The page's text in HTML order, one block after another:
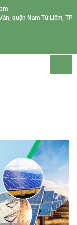
quận Nam Từ Liêm, TP